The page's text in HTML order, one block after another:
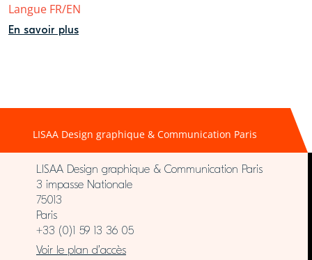
Langue FR/EN
En savoir plus
LISAA Design graphique & Communication Paris
LISAA Design graphique & Communication Paris
3 impasse Nationale
75013
Paris
+33 (0)1 59 13 36 05
Voir le plan d’accès